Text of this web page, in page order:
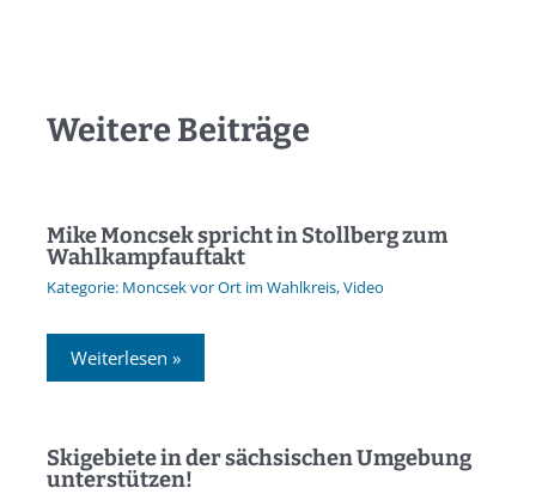
Weitere Beiträge
Mike Moncsek spricht in Stollberg zum
Wahlkampfauftakt
Moncsek vor Ort im Wahlkreis,Video
Weiterlesen »
Skigebiete in der sächsischen Umgebung
unterstützen!